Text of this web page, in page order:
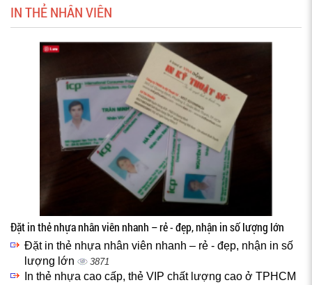
IN THẺ NHÂN VIÊN
Đặt in thẻ nhựa nhân viên nhanh – rẻ - đẹp, nhận in số lượng lớn
Đặt in thẻ nhựa nhân viên nhanh – rẻ - đẹp, nhận in số
lượng lớn
3871
In thẻ nhựa cao cấp, thẻ VIP chất lượng cao ở TPHCM